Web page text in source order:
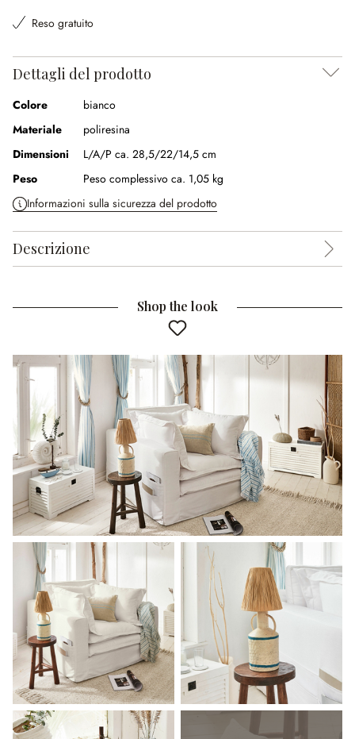
Reso gratuito
Dettagli del prodotto
Colore
bianco
Materiale
poliresina
Dimensioni
L/A/P ca. 28,5/22/14,5 cm
Peso
Peso complessivo ca. 1,05 kg
Informazioni sulla sicurezza del prodotto
Descrizione
Shop the look